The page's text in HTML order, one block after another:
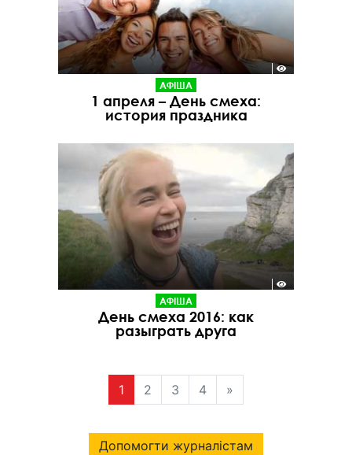
АФІША
1 апреля – День смеха:
история праздника
АФІША
День смеха 2016: как
разыграть друга
1 2 3 4 »
Допомогти журналістам